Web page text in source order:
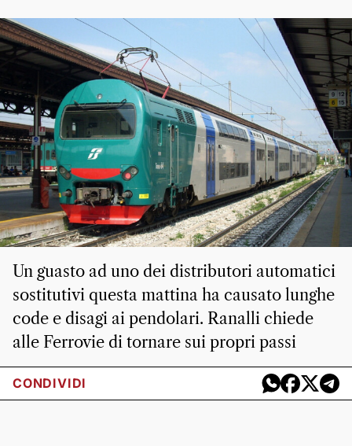
Un guasto ad uno dei distributori automatici
sostitutivi questa mattina ha causato lunghe
code e disagi ai pendolari. Ranalli chiede
alle Ferrovie di tornare sui propri passi
CONDIVIDI